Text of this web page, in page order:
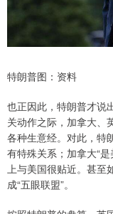
特朗普图：资料
也正因此，特朗普才说
关动作之际，加拿大、
各种生意经。对此，特
有特殊关系；加拿大“
上与美国很贴近。甚至
成“五眼联盟”。